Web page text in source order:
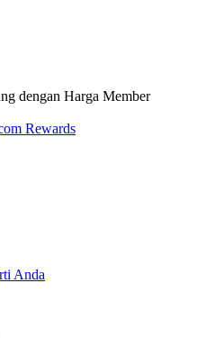
dengan Harga Member
Rewards
Anda